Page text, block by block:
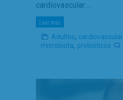
cardiovascular….
Leer más
Adultos, cardiovascular
microbiota, probioticos